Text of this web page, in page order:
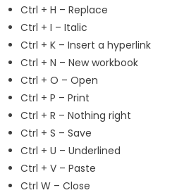
Ctrl + H – Replace
Ctrl + I – Italic
Ctrl + K – Insert a hyperlink
Ctrl + N – New workbook
Ctrl + O – Open
Ctrl + P – Print
Ctrl + R – Nothing right
Ctrl + S – Save
Ctrl + U – Underlined
Ctrl + V – Paste
Ctrl W – Close